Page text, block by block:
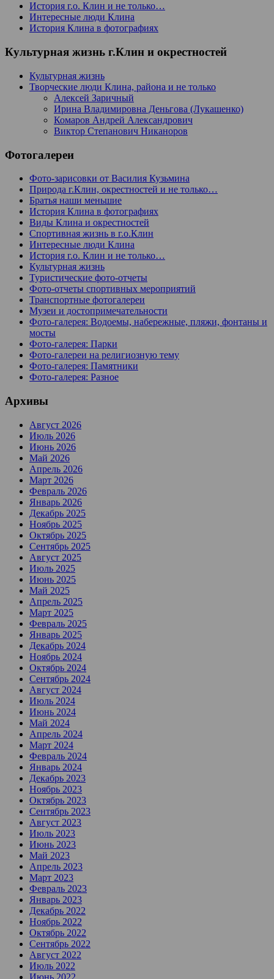
История г.о. Клин и не только…
Интересные люди Клина
История Клина в фотографиях
Культурная жизнь г.Клин и окрестностей
Культурная жизнь
Творческие люди Клина, района и не только
Алексей Заричный
Ирина Владимировна Деньгова (Лукашенко)
Комаров Андрей Александрович
Виктор Степанович Никаноров
Фотогалереи
Фото-зарисовки от Василия Кузьмина
Природа г.Клин, окрестностей и не только…
Братья наши меньшие
История Клина в фотографиях
Виды Клина и окрестностей
Спортивная жизнь в г.о.Клин
Интересные люди Клина
История г.о. Клин и не только…
Культурная жизнь
Туристические фото-отчеты
Фото-отчеты спортивных мероприятий
Транспортные фотогалереи
Музеи и достопримечательности
Фото-галерея: Водоемы, набережные, пляжи, фонтаны и
мосты
Фото-галерея: Парки
Фото-галереи на религиозную тему
Фото-галерея: Памятники
Фото-галерея: Разное
Архивы
Август 2026
Июль 2026
Июнь 2026
Май 2026
Апрель 2026
Март 2026
Февраль 2026
Январь 2026
Декабрь 2025
Ноябрь 2025
Октябрь 2025
Сентябрь 2025
Август 2025
Июль 2025
Июнь 2025
Май 2025
Апрель 2025
Март 2025
Февраль 2025
Январь 2025
Декабрь 2024
Ноябрь 2024
Октябрь 2024
Сентябрь 2024
Август 2024
Июль 2024
Июнь 2024
Май 2024
Апрель 2024
Март 2024
Февраль 2024
Январь 2024
Декабрь 2023
Ноябрь 2023
Октябрь 2023
Сентябрь 2023
Август 2023
Июль 2023
Июнь 2023
Май 2023
Апрель 2023
Март 2023
Февраль 2023
Январь 2023
Декабрь 2022
Ноябрь 2022
Октябрь 2022
Сентябрь 2022
Август 2022
Июль 2022
Июнь 2022